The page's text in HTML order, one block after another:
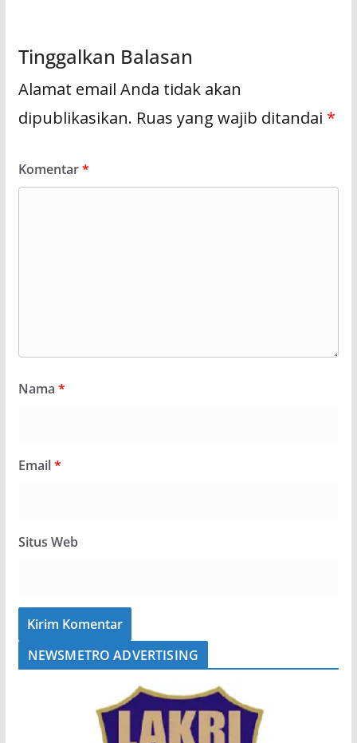
Tinggalkan Balasan
Alamat email Anda tidak akan
dipublikasikan. Ruas yang wajib ditandai *
Komentar*
Nama *
Email*
Situs Web
NEWSMETRO ADVERTISING